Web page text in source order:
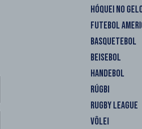
HÓQUEI NO
FUTEBOL
BASQUETEBOL
BEISEBOL
HANDEBOL
RÚGBI
RUGBY LEAGUE
VÔLEI